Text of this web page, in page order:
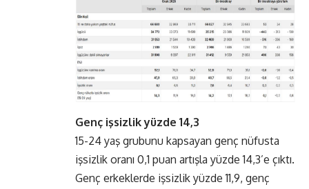
Genç işsizlik yüzde 14,3
15-24 yaş grubunu kapsayan genç nüfusta
işsizlik oranı 0,1 puan artışla yüzde 14,3’e çıktı.
Genç erkeklerde işsizlik yüzde 11,9, genç